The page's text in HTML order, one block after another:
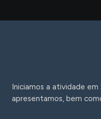
Iniciamos a atividade
apresentamos, bem